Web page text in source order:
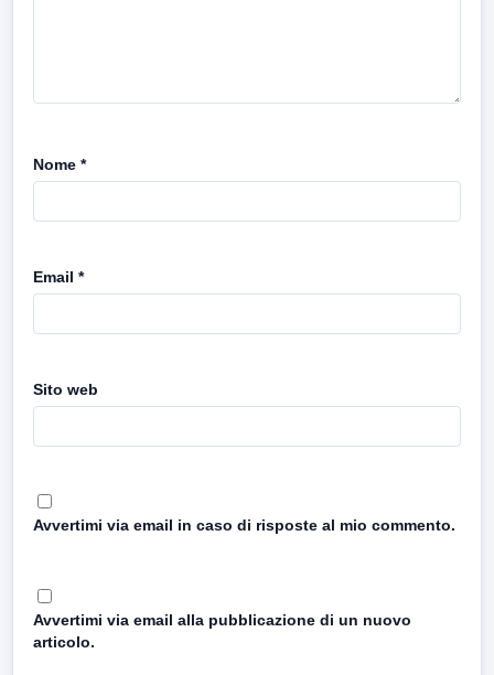
Nome *
Email *
Sito web
Avvertimi via email in caso di risposte al mio commento.
Avvertimi via email alla pubblicazione di un nuovo
articolo.